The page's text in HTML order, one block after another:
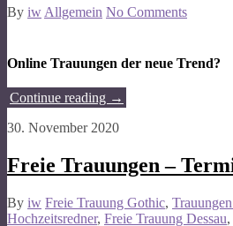
By iw Allgemein No Comments
Online Trauungen der neue Trend?
Continue reading →
30. November 2020
Freie Trauungen –
By iw Freie Trauung Gothic,
Hochzeitsredner, Freie Trauung Dessau,